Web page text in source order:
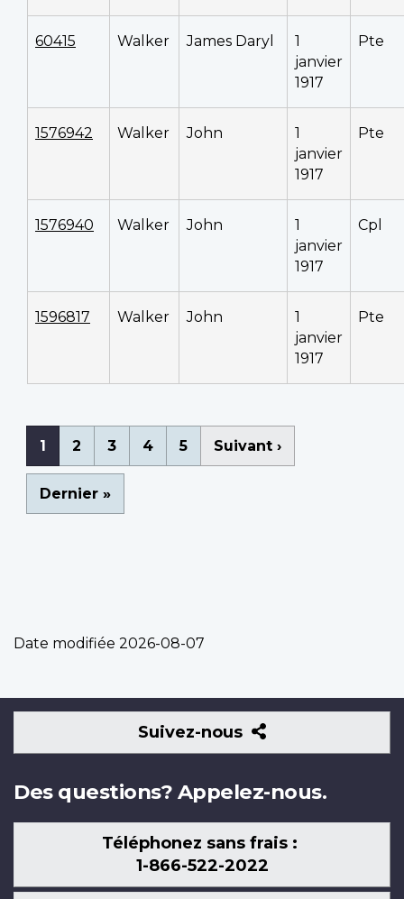
60415 Walker James Daryl
1
janvier
1917
Pte
1576942 Walker John
1
janvier
1917
Pte
1576940 Walker John
1
janvier
1917
Cpl
1596817 Walker John
1
janvier
1917
Pte
Pagination
Page
courante
1 Page
2 Page
3 Page
4 Page
5
Page
suivante
Suivant ›
Dernière
page
Dernier »
Date modifiée 2026-08-07
Suivez-nous
Suivez-
nous
Des questions? Appelez-nous.
Téléphonez sans frais :
1-866-522-2022